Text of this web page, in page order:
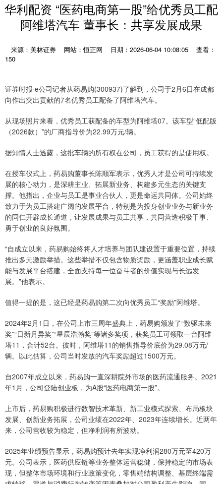
华利配资 “医药电商第一股”给优秀员工配
阿维塔汽车 董事长：共享发展成果
来源：美林证券 网站：恒正网 日期：2026-06-04 10:08:05
查看：
150
证券时报·e公司记者从药易购(300937)了解到，公司于2月6日在成都
向作出突出贡献的7名优秀员工配备了阿维塔汽车。
从现场照片来看，优秀员工获配备的车型为阿维塔07。该车型“低配版
（2026款）”的厂商指导价为22.99万元/辆。
据知情人士透露，这批车辆的所有权在公司，员工获得的是使用权。
在授车仪式上，药易购董事长陈顺军表示，优秀人才是公司可持续发
展的核心动力，是深耕主业、拓展新业务、构建多元生态的关键支
撑。他指出，企业与员工是事业合伙人，更是命运共同体。公司始终
致力于为员工搭建广阔的发展平台，特别是为投身创业业务与新业务
的同仁开辟成长通道，让发展成果与员工共享，共同营造积极干事、
勇于创业的良好氛围。
“自成立以来，药易购始终将人才培养与团队建设置于重要位置，持续
推出多元激励举措。这些举措不仅包含物质奖励，更涵盖职业成长赋
能与发展平台搭建，全面支持每一位奋斗者的价值实现与长远发
展。”他表示。
值得一提的是，这已经是药易购第二次向优秀员工“奖励”阿维塔。
2024年2月1日，在公司上市三周年盛典上，药易购颁发了“数驱未来
奖”“日新月异奖”“星辰浩瀚奖”等诸多奖项，获奖员工可领取一台阿维
塔11，合计52台。彼时，阿维塔11的销售指导价底价为29.08万元/
辆。以此估算，公司当时发放的汽车奖励超过1500万元。
自2007年成立以来，药易购一直深耕院外市场的医药流通服务。2021
年1月，公司登陆创业板，为A股“医药电商第一股”。
上市后，药易购积极进行数智技术革新、新工业模式探索、布局板块
发展、创新业务拓展，公司业绩在2022年、2023年连续增长。近两年
来，公司营收较为稳定，但净利润有所波动。
2025年业绩预告显示，药易购预计去年实现净利润280万元至420万
元。公司表示，医药供应链等业务整体运营稳健，保持稳定的市场表
现，但整体市场环境和行业政策变化，零售端结构调整、基层终端需